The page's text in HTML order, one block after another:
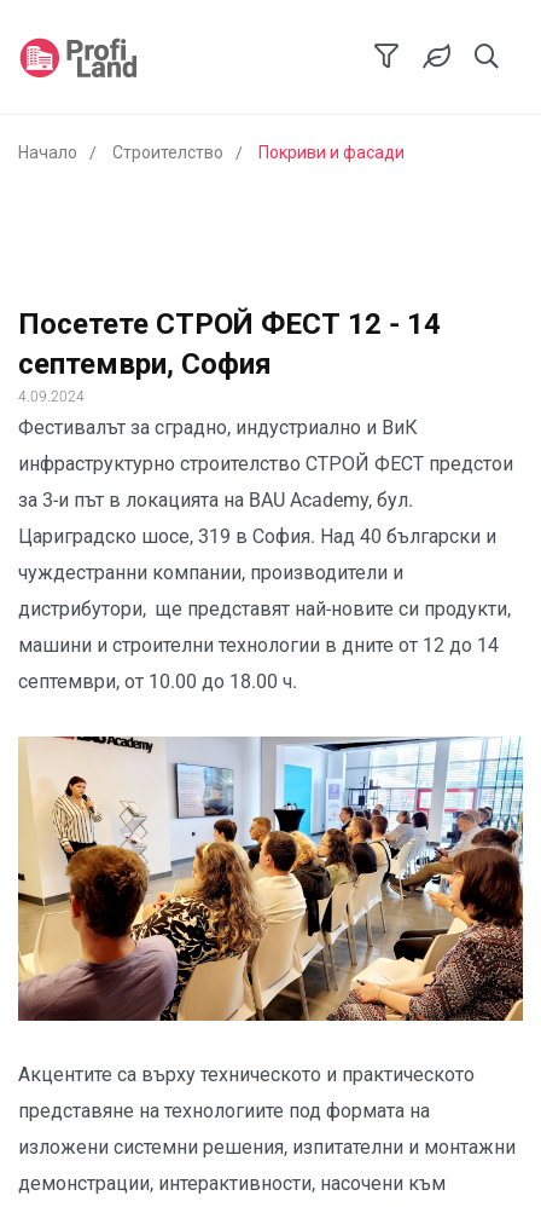
Начало Строителство Покриви и фасади
Посетете СТРОЙ ФЕСТ 12 - 14
септември, София
4.09.2024
Фестивалът за сградно, индустриално и ВиК
инфраструктурно строителство СТРОЙ ФЕСТ предстои
за 3-и път в локацията на BAU Academy, бул.
Цариградско шосе, 319 в София. Над 40 български и
чуждестранни компании, производители и
дистрибутори, ще представят най-новите си продукти,
машини и строителни технологии в дните от 12 до 14
септември, от 10.00 до 18.00 ч.
Акцентите са върху техническото и практическото
представяне на технологиите под формата на
изложени системни решения, изпитателни и монтажни
демонстрации, интерактивности, насочени към